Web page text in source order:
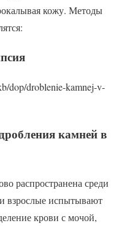
кожу. Методы
dop/droblenie-kamnej-v-
камней в
распространена среди
взрослые испытывают
крови с мочой,